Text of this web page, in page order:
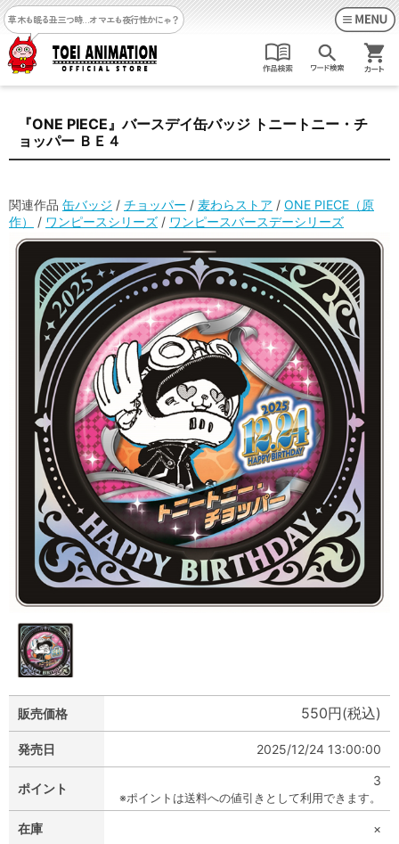
草木も眠る丑三つ時…オマエも夜行性かにゃ？
『ONE PIECE』バースデイ缶バッジ トニートニー・チ
ョッパー ＢＥ４
関連作品 缶バッジ / チョッパー / 麦わらストア / ONE PIECE（原
作）
/ ワンピースシリーズ / ワンピースバースデーシリーズ
販売価格 550円(税込)
発売日 2025/12/24 13:00:00
ポイント
3
※ポイントは送料への値引きとして利用できます。
在庫 ×